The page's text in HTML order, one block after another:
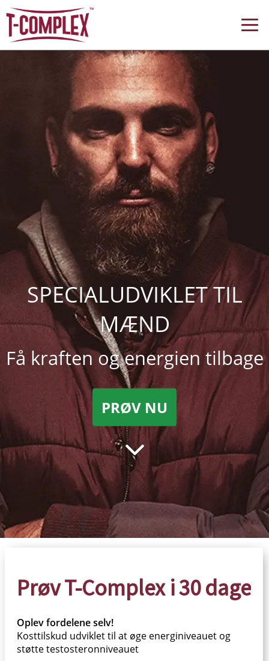
SPECIALUDVIKLET TIL
MÆND
Få kraften og energien tilbage
PRØV NU
Prøv T-Complex i 30 dage
Oplev fordelene selv!
Kosttilskud udviklet til at øge energiniveauet og
støtte testosteronniveauet